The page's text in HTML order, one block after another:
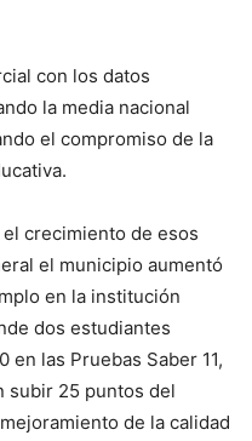
con los datos
la media nacional
el compromiso de la
crecimiento de esos
el municipio aumentó
en la institución
dos estudiantes
las Pruebas Saber 11,
subir 25 puntos del
de la calidad